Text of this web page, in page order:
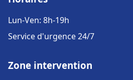
Lun-Ven: 8h-19h
Service d'urgence 24/7
Zone intervention